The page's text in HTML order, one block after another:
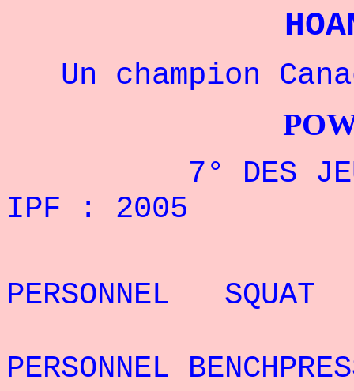
Un champion
7° DES JEUX
IPF : 2005
PERSONNEL
PERSONNEL